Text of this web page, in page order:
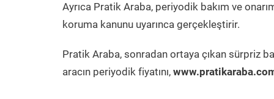
Ayrıca Pratik Araba, periyodik bakım ve
koruma kanunu uyarınca gerçekleştirir.
Pratik Araba, sonradan ortaya çıkan sürpriz
aracın periyodik fiyatını,